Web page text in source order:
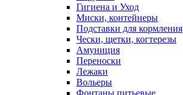
Гигиена и Уход
Миски, контейнеры
Подставки для кормления
Чески, щетки, когтерезы
Амуниция
Переноски
Лежаки
Вольеры
Фонтаны питьевые